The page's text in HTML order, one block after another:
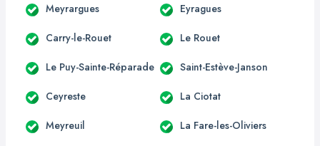
Meyrargues Eyragues
Carry-le-Rouet Le Rouet
Le Puy-Sainte-Réparade Saint-Estève-Janson
Ceyreste La Ciotat
Meyreuil La Fare-les-Oliviers